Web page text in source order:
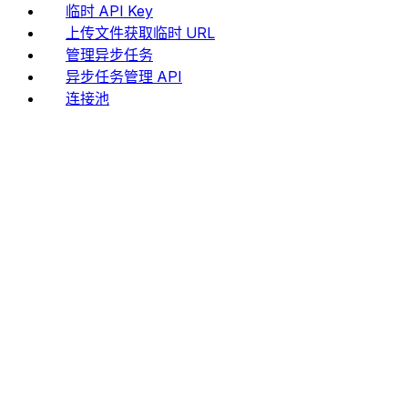
临时 API Key
上传文件获取临时 URL
管理异步任务
异步任务管理 API
连接池